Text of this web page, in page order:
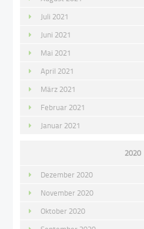
Juli 2021
Juni 2021
Mai 2021
April 2021
März 2021
Februar 2021
Januar 2021
2020
Dezember 2020
November 2020
Oktober 2020